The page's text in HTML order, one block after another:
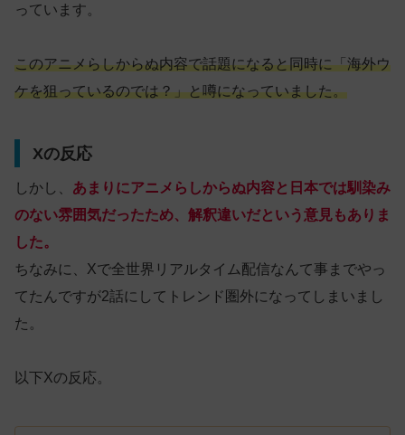
っています。
このアニメらしからぬ内容で話題になると同時に「海外ウ
ケを狙っているのでは？」と噂になっていました。
Xの反応
しかし、 あまりにアニメらしからぬ内容と日本では馴染み
のない雰囲気だったため、解釈違いだという意見もありま
した。
ちなみに、Xで全世界リアルタイム配信なんて事までやっ
てたんですが2話にしてトレンド圏外になってしまいまし
た。
以下Xの反応。